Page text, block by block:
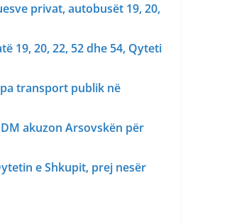
privat, autobusët 19, 20,
19, 20, 22, 52 dhe 54, Qyteti
transport publik në
akuzon Arsovskën për
e Shkupit, prej nesër